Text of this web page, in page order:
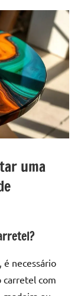
uma
é necessário
carretel com